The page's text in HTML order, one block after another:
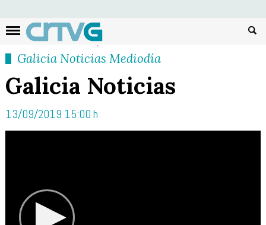
Galicia Noticias Mediodía
Galicia Noticias
13/09/2019 15:00 h